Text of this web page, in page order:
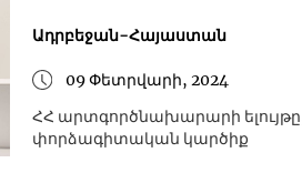
Ադրբեջան-Հայաստան
09 Փետրվարի, 2024
ՀՀ արտգործնախարարի
փորձագիտական կարծիք